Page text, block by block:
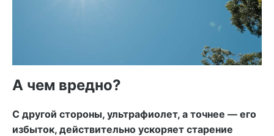
А чем вредно?
С другой стороны, ультрафиолет, а точнее — его
избыток, действительно ускоряет старение